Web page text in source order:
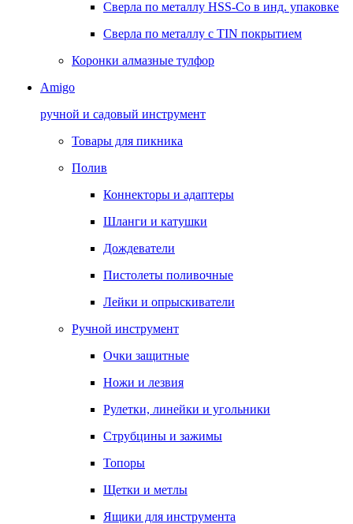
Сверла по металлу HSS-Co в инд. упаковке
Сверла по металлу с TIN покрытием
Коронки алмазные тулфор
Amigo
ручной и садовый инструмент
Товары для пикника
Полив
Коннекторы и адаптеры
Шланги и катушки
Дождеватели
Пистолеты поливочные
Лейки и опрыскиватели
Ручной инструмент
Очки защитные
Ножи и лезвия
Рулетки, линейки и угольники
Струбцины и зажимы
Топоры
Щетки и метлы
Ящики для инструмента